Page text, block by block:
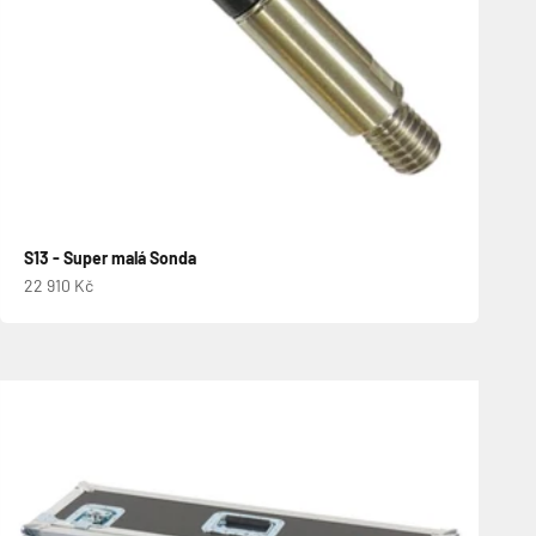
S13 - Super malá Sonda
Prodejní cena
22 910 Kč